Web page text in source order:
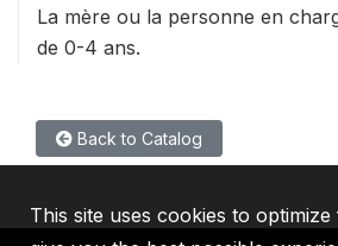
La mère ou la personne en
de 0-4 ans.
Back to Catalog
This site uses cookies to